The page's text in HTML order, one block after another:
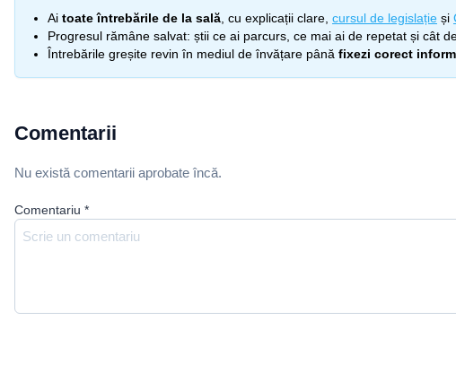
Ai toate întrebările de la sală , cu explicații clare, cursul de legislație și
Progresul rămâne salvat: știi ce ai parcurs, ce mai ai de repetat și cât
Întrebările greșite revin în mediul de învățare până fixezi corect
Comentarii
Nu există comentarii aprobate încă.
Comentariu *